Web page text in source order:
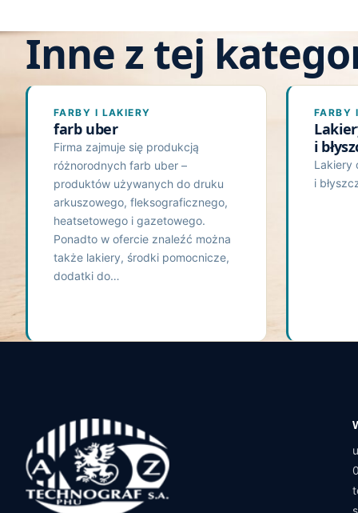
Inne z tej
FARBY I LAKIERY
farb uber
Firma zajmuje się produkcją
różnorodnych farb uber –
produktów używanych do druku
arkuszowego, fleksograficznego,
heatsetowego i gazetowego.
Ponadto w ofercie znaleźć można
także lakiery, środki pomocnicze,
dodatki do…
FARBY
i
Lakiery
i